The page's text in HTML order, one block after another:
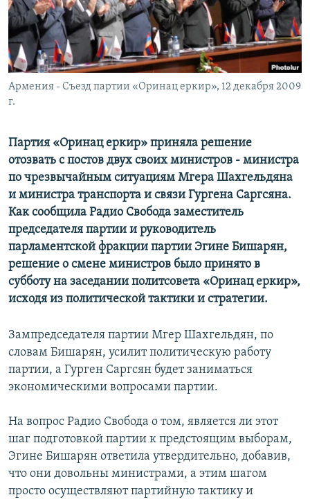
Հայերեն
English
Русский
Армения - Съезд партии «Оринац еркир», 12 декабря 2009
г.
Партия «Оринац еркир» приняла решение
отозвать с постов двух своих министров - министра
по чрезвычайным ситуациям Мгера Шахгельдяна
и министра транспорта и связи Гургена Саргсяна.
Как сообщила Радио Свобода заместитель
председателя партии и руководитель
парламентской фракции партии Эгине Бишарян,
решение о смене министров было принято в
субботу на заседании политсовета «Оринац еркир»,
исходя из политической тактики и стратегии.
Зампредседателя партии Мгер Шахгельдян, по
словам Бишарян, усилит политическую работу
партии, а Гурген Саргсян будет заниматься
экономическими вопросами партии.
На вопрос Радио Свобода о том, является ли этот
шаг подготовкой партии к предстоящим выборам,
Эгине Бишарян ответила утвердительно, добавив,
что они довольны министрами, а этим шагом
просто осуществляют партийную тактику и